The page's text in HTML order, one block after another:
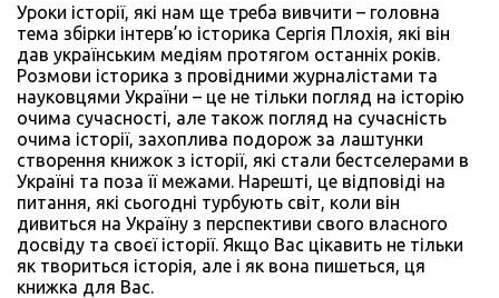
Уроки історії, які нам ще треба вивчити – головна
тема збірки інтерв’ю історика Сергія Плохія, які він
дав українським медіям протягом останніх років.
Розмови історика з провідними журналістами та
науковцями України – це не тільки погляд на історію
очима сучасності, але також погляд на сучасність
очима історії, захоплива подорож за лаштунки
створення книжок з історії, які стали бестселерами в
Україні та поза її межами. Нарешті, це відповіді на
питання, які сьогодні турбують світ, коли він
дивиться на Україну з перспективи свого власного
досвіду та своєї історії. Якщо Вас цікавить не тільки
як твориться історія, але і як вона пишеться, ця
книжка для Вас.